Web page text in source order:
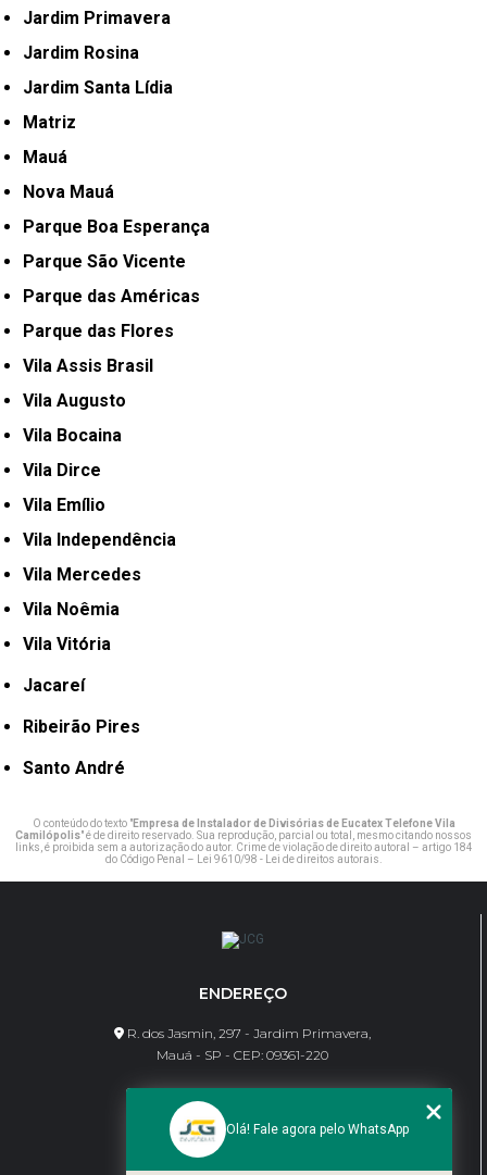
Jardim Primavera
Jardim Rosina
Jardim Santa Lídia
Matriz
Mauá
Nova Mauá
Parque Boa Esperança
Parque São Vicente
Parque das Américas
Parque das Flores
Vila Assis Brasil
Vila Augusto
Vila Bocaina
Vila Dirce
Vila Emílio
Vila Independência
Vila Mercedes
Vila Noêmia
Vila Vitória
Jacareí
Ribeirão Pires
Santo André
O conteúdo do texto "Empresa de Instalador de Divisórias de Eucatex Telefone Vila
Camilópolis" é de direito reservado. Sua reprodução, parcial ou total, mesmo citando nossos
links, é proibida sem a autorização do autor. Crime de violação de direito autoral – artigo 184
do Código Penal –
Lei 9610/98 - Lei de direitos autorais
ENDEREÇO
R. dos Jasmin, 297 - Jardim Primavera,
Mauá - SP - CEP: 09361-220
CONTATO
(11) 95462-8630
Olá! Fale agora pelo WhatsApp